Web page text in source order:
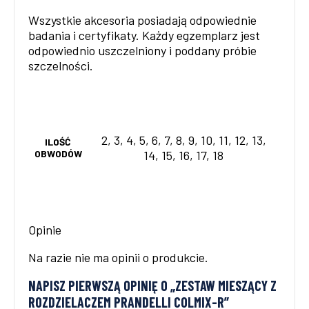
Wszystkie akcesoria posiadają odpowiednie
badania i certyfikaty. Każdy egzemplarz jest
odpowiednio uszczelniony i poddany próbie
szczelności.
ILOŚĆ
OBWODÓW
2, 3, 4, 5, 6, 7, 8, 9, 10, 11, 12, 13,
14, 15, 16, 17, 18
Opinie
Na razie nie ma opinii o produkcie.
NAPISZ PIERWSZĄ OPINIĘ O „ZESTAW MIESZĄCY Z
ROZDZIELACZEM PRANDELLI COLMIX-R”